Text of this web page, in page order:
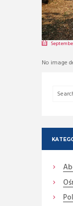
No image